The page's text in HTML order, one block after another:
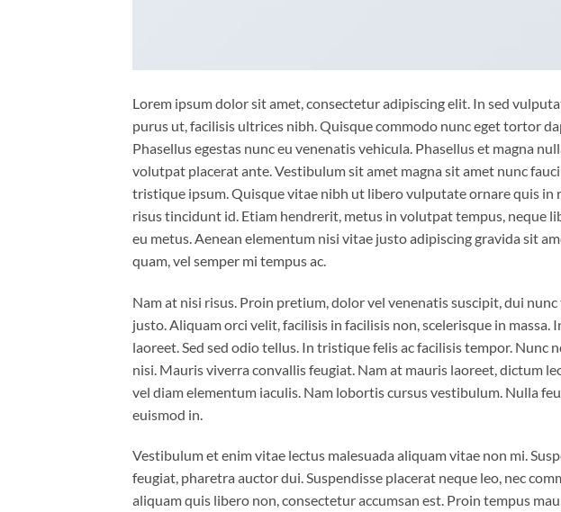
Lorem ipsum dolor sit amet, consectetur adipiscing elit. In sed
purus ut, facilisis ultrices nibh. Quisque commodo nunc eget tortor
Phasellus egestas nunc eu venenatis vehicula. Phasellus et magna
volutpat placerat ante. Vestibulum sit amet magna sit amet nunc
tristique ipsum. Quisque vitae nibh ut libero vulputate ornare quis in
risus tincidunt id. Etiam hendrerit, metus in volutpat tempus, neque
eu metus. Aenean elementum nisi vitae justo adipiscing gravida sit
quam, vel semper mi tempus ac.
Nam at nisi risus. Proin pretium, dolor vel venenatis suscipit, dui
justo. Aliquam orci velit, facilisis in facilisis non, scelerisque in massa.
laoreet. Sed sed odio tellus. In tristique felis ac facilisis tempor. Nunc
nisi. Mauris viverra convallis feugiat. Nam at mauris laoreet, dictum
vel diam elementum iaculis. Nam lobortis cursus vestibulum. Nulla
euismod in.
Vestibulum et enim vitae lectus malesuada aliquam vitae non mi.
feugiat, pharetra auctor dui. Suspendisse placerat neque leo, nec
aliquam quis libero non, consectetur accumsan est. Proin tempus